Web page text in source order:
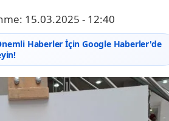
15.03.2025 - 12:40
Haberler İçin Google Haberler'de